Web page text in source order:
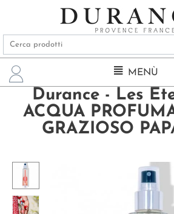
MENÙ
Durance - Les
ACQUA
GRAZIOSO